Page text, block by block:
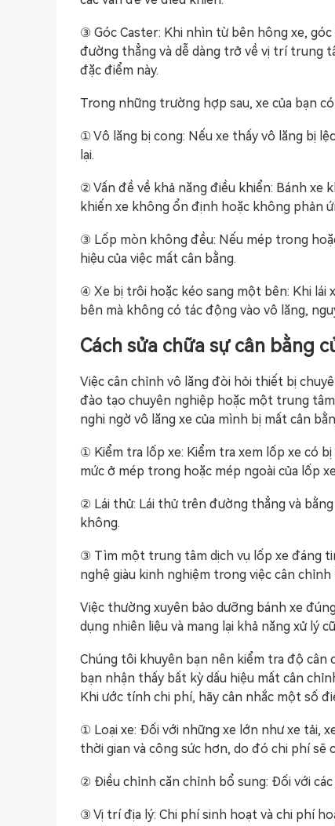
③ Góc Caster: Khi nhìn từ bên hông xe,
đường thẳng và dễ dàng trở về vị trí trung
đặc điểm này.
Trong những trường hợp sau, xe của bạn
① Vô lăng bị cong: Nếu xe thấy vô lăng bị
lại.
② Vấn đề về khả năng điều khiển: Bánh xe
khiến xe không ổn định hoặc không phản
③ Lốp mòn không đều: Nếu mép trong
hiệu của việc mất cân bằng.
④ Xe bị trôi hoặc kéo sang một bên: Khi
bên mà không có tác động vào vô lăng,
Cách sửa chữa sự cân bằng
Việc cân chỉnh vô lăng đòi hỏi thiết bị
đào tạo chuyên nghiệp hoặc một trung
nghi ngờ vô lăng xe của mình bị mất cân
① Kiểm tra lốp xe: Kiểm tra xem lốp xe có
mức ở mép trong hoặc mép ngoài của lốp
② Lái thử: Lái thử trên đường thẳng và
không.
③ Tìm một trung tâm dịch vụ lốp xe đáng
nghệ giàu kinh nghiệm trong việc cân chỉnh
Việc thường xuyên bảo dưỡng bánh xe
dụng nhiên liệu và mang lại khả năng xử lý
Chúng tôi khuyên bạn nên kiểm tra độ
bạn nhận thấy bất kỳ dấu hiệu mất cân
Khi ước tính chi phí, hãy cân nhắc một số
① Loại xe: Đối với những xe lớn như xe tải,
thời gian và công sức hơn, do đó chi phí sẽ
② Điều chỉnh căn chỉnh bổ sung: Đối với
③ Vị trí địa lý: Chi phí sinh hoạt và chi phí